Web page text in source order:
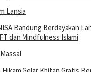
Bandung Berdayakan
dan Mindfulness Islami